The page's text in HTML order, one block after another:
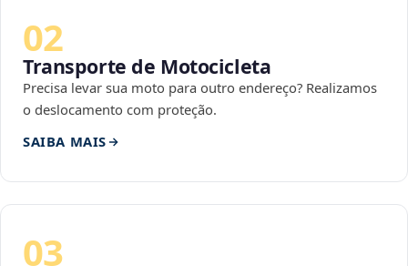
02
Transporte de Motocicleta
Precisa levar sua moto para outro endereço? Realizamos
o deslocamento com proteção.
SAIBA MAIS
03